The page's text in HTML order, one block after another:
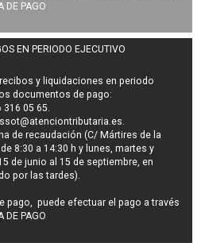
DE PAGO
EN PERIODO EJECUTIVO
recibos y liquidaciones en periodo
documentos de pago:
05 65.
.
de recaudación (C/ Mártires de la
8:30 a 14:30 h y lunes, martes y
de junio al 15 de septiembre, en
por las tardes).
pago, puede efectuar el pago a través
DE PAGO